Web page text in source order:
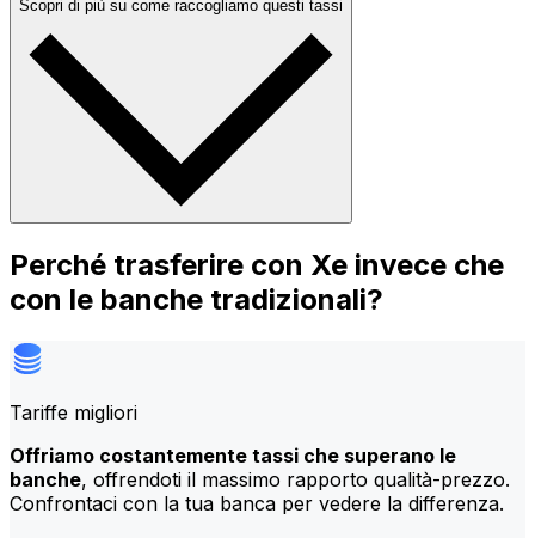
Scopri di più su come raccogliamo questi tassi
Perché trasferire con Xe invece che
con le banche tradizionali?
Tariffe migliori
Offriamo costantemente tassi che superano le
banche, offrendoti il massimo rapporto qualità-prezzo.
Confrontaci con la tua banca per vedere la differenza.